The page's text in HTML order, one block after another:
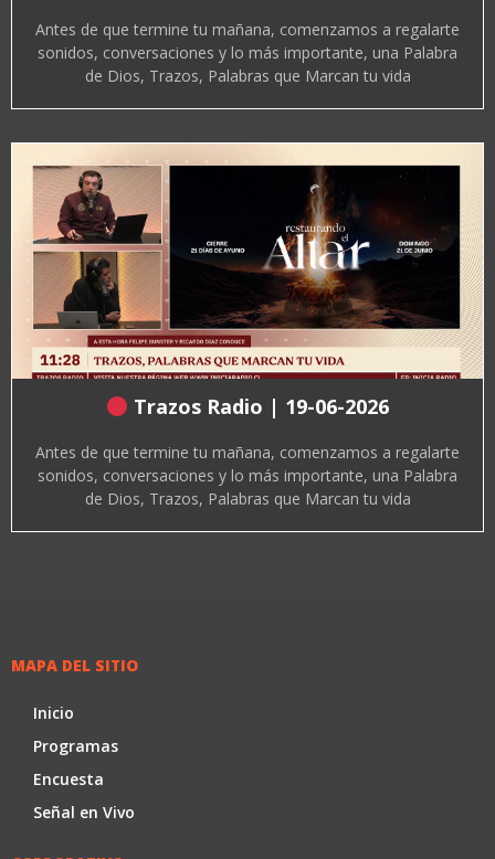
Antes de que termine tu mañana, comenzamos a regalarte
sonidos, conversaciones y lo más importante, una Palabra
de Dios, Trazos, Palabras que Marcan tu vida
Trazos Radio | 19-06-2026
Antes de que termine tu mañana, comenzamos a regalarte
sonidos, conversaciones y lo más importante, una Palabra
de Dios, Trazos, Palabras que Marcan tu vida
MAPA DEL SITIO
Inicio
Programas
Encuesta
Señal en Vivo